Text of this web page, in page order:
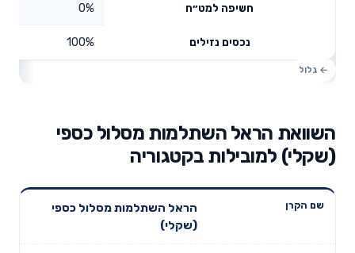
חשיפה למט״ח 0%
נכסים נזילים 100%
השוואת הראל השתלמות מסלול כספי
(שקלי) למובילות בקטגוריה
שנתית 3
תשואה
דמי ניהול
הראל השתלמות מסלול כספי
(שקלי)